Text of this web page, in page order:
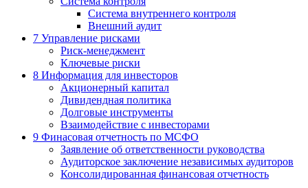
Система внутреннего контроля
Внешний аудит
7 Управление рисками
Риск-менеджмент
Ключевые риски
8 Информация для инвесторов
Акционерный капитал
Дивидендная политика
Долговые инструменты
Взаимодействие с инвеcторами
9 Финасовая отчетность по МСФО
Заявление об ответственности руководства
Аудиторское заключение независимых аудиторов
Консолидированная финансовая отчетность